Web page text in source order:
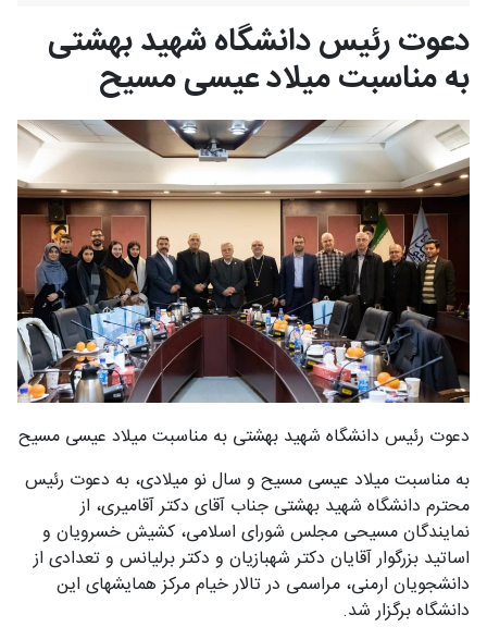
دعوت رئیس دانشگاه شهید بهشتی
به مناسبت میلاد عیسی مسیح
دعوت رئیس دانشگاه شهید بهشتی به مناسبت میلاد عیسی مسیح
به مناسبت میلاد عیسی مسیح و سال نو میلادی، به دعوت رئیس
محترم دانشگاه شهید بهشتی جناب آقای دکتر آقامیری، از
نمایندگان مسیحی مجلس شورای اسلامی، کشیش خسرویان و
اساتید بزرگوار آقایان دکتر شهبازیان و دکتر برلیانس و تعدادی از
دانشجویان ارمنی، مراسمی در تالار خیام مرکز همایشهای این
دانشگاه برگزار شد.